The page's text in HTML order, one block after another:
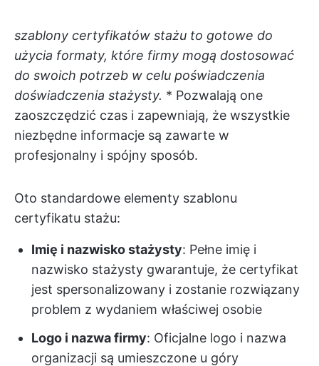
szablony certyfikatów stażu to gotowe do
użycia formaty, które firmy mogą dostosować
do swoich potrzeb w celu poświadczenia
doświadczenia stażysty. * Pozwalają one
zaoszczędzić czas i zapewniają, że wszystkie
niezbędne informacje są zawarte w
profesjonalny i spójny sposób.
Oto standardowe elementy szablonu
certyfikatu stażu:
Imię i nazwisko stażysty: Pełne imię i
nazwisko stażysty gwarantuje, że certyfikat
jest spersonalizowany i zostanie rozwiązany
problem z wydaniem właściwej osobie
Logo i nazwa firmy: Oficjalne logo i nazwa
organizacji są umieszczone u góry